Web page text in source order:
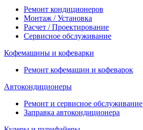
Ремонт кондиционеров
Монтаж / Установка
Расчет / Проектирование
Сервисное обслуживание
Кофемашины и кофеварки
Ремонт кофемашин и кофеварок
Автокондиционеры
Ремонт и сервисное обслуживание
Заправка автокондиционера